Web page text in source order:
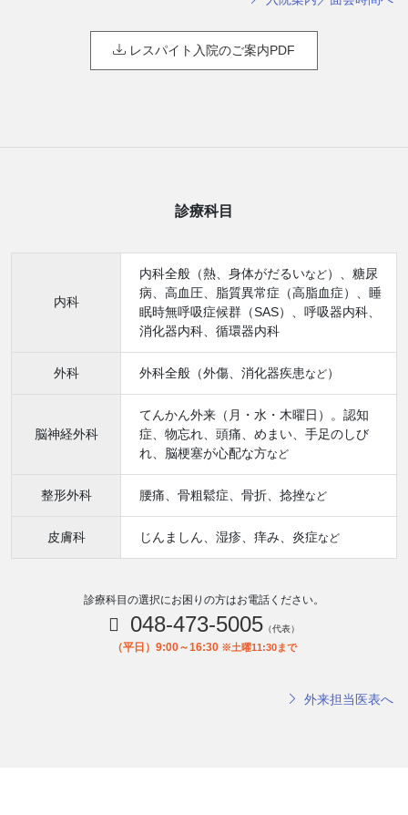
レスパイト入院のご案内PDF
診療科目
内科
内科全般（熱、身体がだるいなど）、糖尿
病、高血圧、脂質異常症（高脂血症）、睡
眠時無呼吸症候群（SAS）、呼吸器内科、
消化器内科、循環器内科
外科 外科全般（外傷、消化器疾患など）
脳神経外科
てんかん外来（月・水・木曜日）。認知
症、物忘れ、頭痛、めまい、手足のしび
れ、脳梗塞が心配な方など
整形外科 腰痛、骨粗鬆症、骨折、捻挫など
皮膚科 じんましん、湿疹、痒み、炎症など
診療科目の選択にお困りの方はお電話ください。
048-473-5005 （代表）
（平日）9:00～16:30 ※土曜11:30まで
外来担当医表へ